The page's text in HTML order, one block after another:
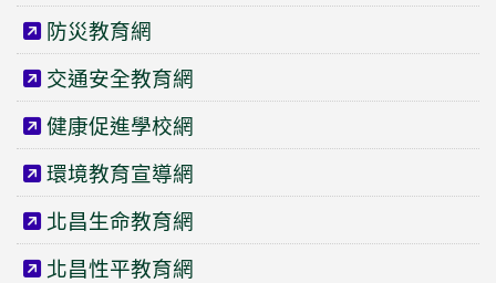
防災教育網
交通安全教育網
健康促進學校網
環境教育宣導網
北昌生命教育網
北昌性平教育網